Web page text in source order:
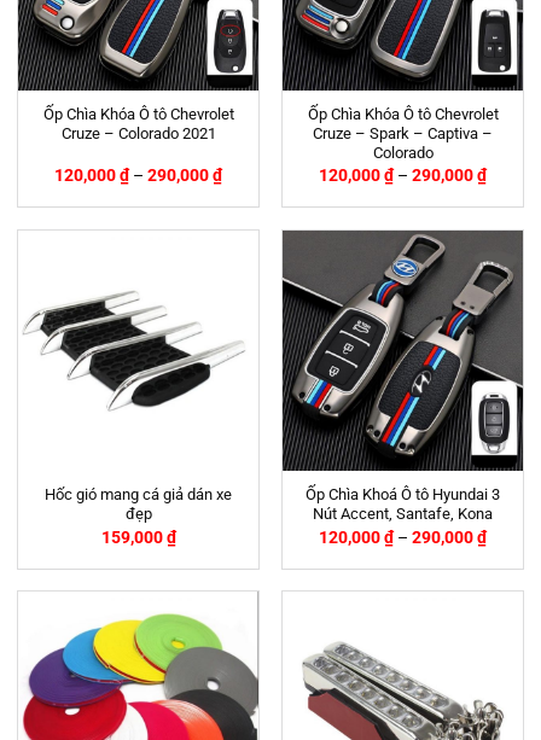
Ốp Chìa Khóa Ô tô Chevrolet
Cruze – Colorado 2021
120,000₫ – 290,000₫
Ốp Chìa Khóa Ô tô Chevrolet
Cruze – Spark – Captiva –
Colorado
120,000₫ – 290,000₫
Hốc gió mang cá giả dán xe
đẹp
159,000₫
Ốp Chìa Khoá Ô tô Hyundai 3
Nút Accent, Santafe, Kona
120,000₫ – 290,000₫